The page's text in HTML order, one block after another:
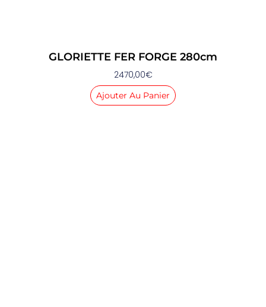
GLORIETTE FER FORGE 280cm
2470,00€
Ajouter Au Panier